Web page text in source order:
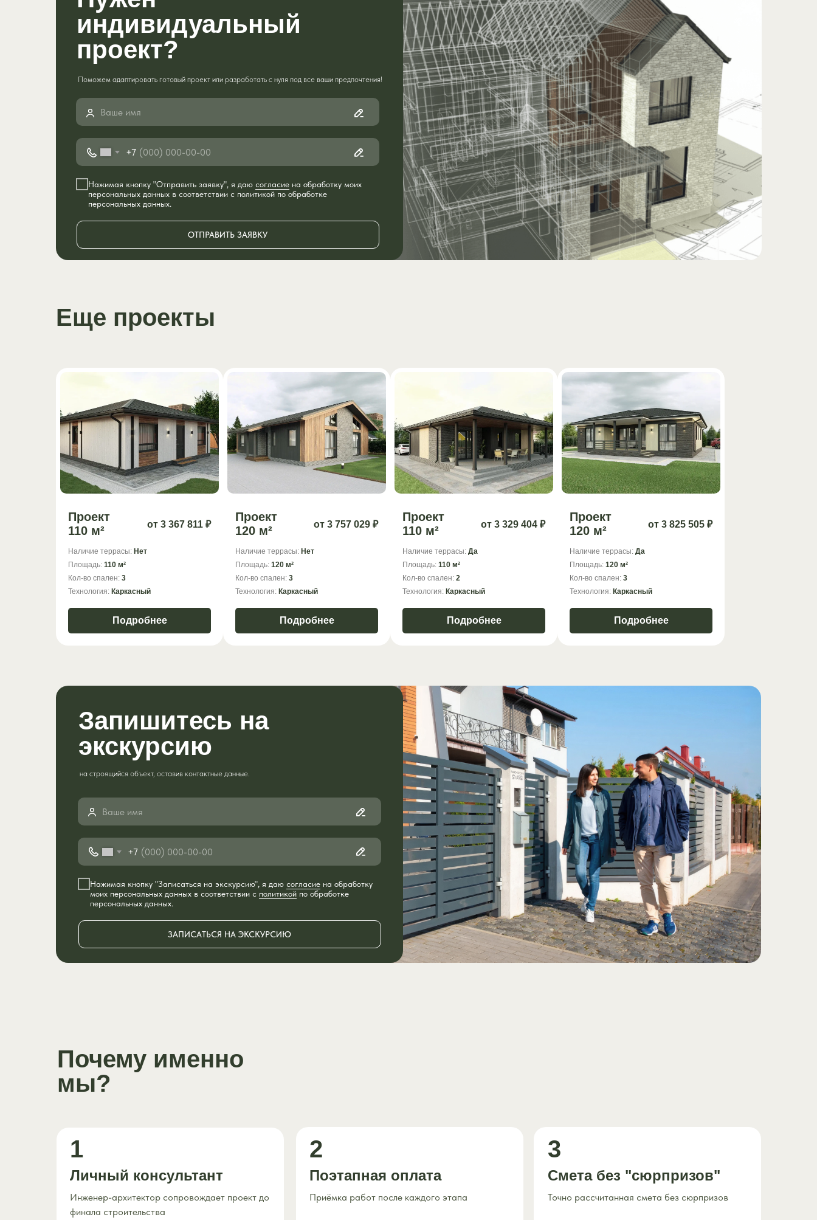
+7
Нажимая кнопку "Отправить заявку", я даю согласие на обработку моих
персональных данных в соответствии с политикой по обработке
персональных данных.
ОТПРАВИТЬ ЗАЯВКУ
индивидуальный
проект?
Поможем адаптировать готовый проект или разработать с нуля под все ваши предпочтения!
Проект
110 м²
от 3 367 811 ₽
Наличие террасы: Нет
Площадь: 110 м²
Кол-во спален: 3
Технология: Каркасный
Подробнее
Проект
120 м²
от 3 757 029 ₽
Наличие террасы: Нет
Площадь: 120 м²
Кол-во спален: 3
Технология: Каркасный
Подробнее
Проект
110 м²
от 3 329 404 ₽
Наличие террасы: Да
Площадь: 110 м²
Кол-во спален: 2
Технология: Каркасный
Подробнее
Проект
120 м²
от 3 825 505 ₽
Наличие террасы: Да
Площадь: 120 м²
Кол-во спален: 3
Технология: Каркасный
Подробнее
Еще проекты
+7
Нажимая кнопку "Записаться на экскурсию", я даю согласие на обработку
моих персональных данных в соответствии с политикой по обработке
персональных данных.
ЗАПИСАТЬСЯ НА ЭКСКУРСИЮ
Запишитесь на
экскурсию
на строящийся объект, оставив контактные данные.
Почему именно
мы?
1
Личный консультант
Инженер-архитектор сопровождает проект до
финала строительства
2
Поэтапная оплата
Приёмка работ после каждого этапа
3
Смета без "сюрпризов"
Точно рассчитанная смета без сюрпризов